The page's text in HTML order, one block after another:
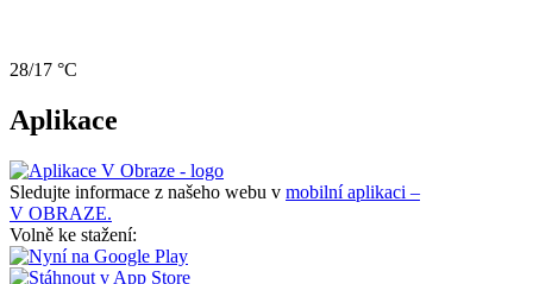
28/17 °C
Aplikace
Sledujte informace z našeho webu v mobilní aplikaci –
V OBRAZE.
Volně ke stažení: